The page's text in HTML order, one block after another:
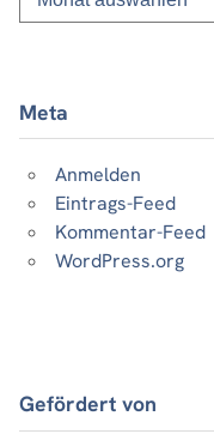
Beiträge
Meta
Anmelden
Eintrags-Feed
Kommentar-Feed
WordPress.org
Gefördert von